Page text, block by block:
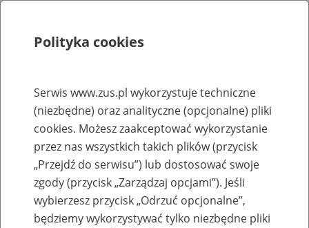
Rejestry, ewidencje i archiwa
Baza zlikwidowanych lub
przekształconych zakładów pracy
Nazwa zakładu pracy:
Polityka cookies
Serwis www.zus.pl wykorzystuje techniczne
(niezbędne) oraz analityczne (opcjonalne) pliki
cookies. Możesz zaakceptować wykorzystanie
przez nas wszystkich takich plików (przycisk
„Przejdź do serwisu”) lub dostosować swoje
zgody (przycisk „Zarządzaj opcjami”). Jeśli
wybierzesz przycisk „Odrzuć opcjonalne”,
będziemy wykorzystywać tylko niezbędne pliki